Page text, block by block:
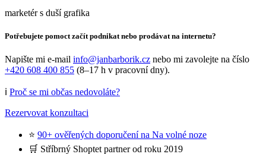
marketér s duší grafika
Potřebujete pomoct začít podnikat nebo prodávat na internetu?
Napište mi e-mail info@janbarborik.cz nebo mi zavolejte na číslo
+420 608 400 855 (8–17 h v pracovní dny).
ℹ️ Proč se mi občas nedovoláte?
Rezervovat konzultaci
⭐ 90+ ověřených doporučení na Na volné noze
🛒 Stříbrný Shoptet partner od roku 2019